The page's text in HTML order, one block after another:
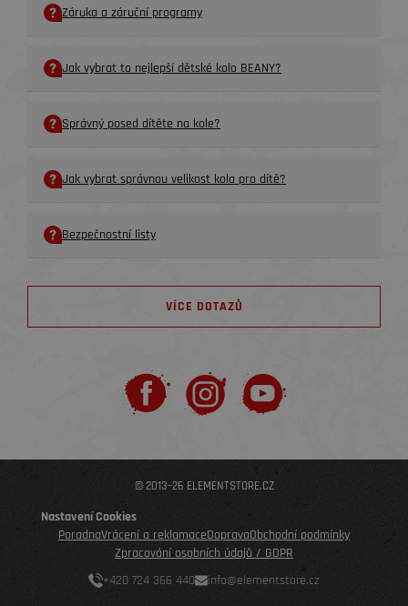
Záruka a záruční programy
Jak vybrat to nejlepší dětské kolo BEANY?
Správný posed dítěte na kole?
Jak vybrat správnou velikost kola pro dítě?
Bezpečnostní listy
VÍCE DOTAZŮ
© 2013–26 ELEMENTSTORE.CZ
Nastavení Cookies
PoradnaVrácení a reklamaceDopravaObchodní podmínky
Zpracování osobních údajů / GDPR
+420 724 366 440
info@elementstore.cz